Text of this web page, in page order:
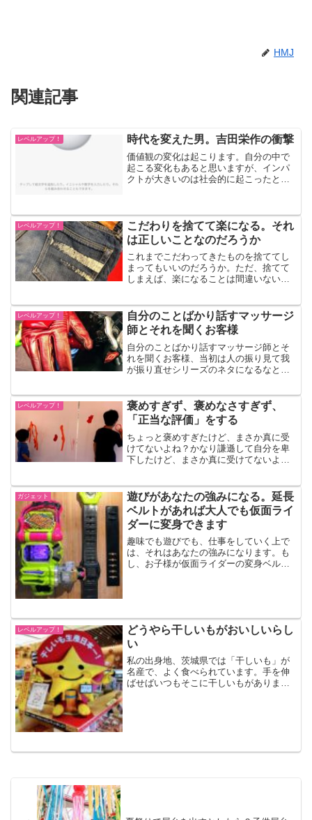
HMJ
関連記事
レベルアップ！ 時代を変えた男。吉田栄作の衝撃
価値観の変化は起こります。自分の中で
起こる変化もあると思いますが、インパ
クトが大きいのは社会的に起こったとき
タグを購入。その性質上、...
レベルアップ！
こだわりを捨てて楽になる。それ
は正しいことなのだろうか
これまでこだわってきたものを捨ててし
まってもいいのだろうか。ただ、捨てて
しまえば、楽になることは間違いない。
ジーンズへのこだわりしっかりとしたデ
ニム生地、その感触・その...
レベルアップ！
自分のことばかり話すマッサージ
師とそれを聞くお客様
自分のことばかり話すマッサージ師とそ
れを聞くお客様、当初は人の振り見て我
が振り直せシリーズのネタになるなと思
日、指圧マッサージを受けていたときの
ことです。途中から受けてい...
レベルアップ！
褒めすぎず、褒めなさすぎず、
「正当な評価」をする
ちょっと褒めすぎたけど、まさか真に受
けてないよね？かなり謙遜して自分を卑
下したけど、まさか真に受けてないよ
手いなぁ！）誤解を解く機会はもうない
かも知れない年下の若者と...
ガジェット
遊びがあなたの強みになる。延長
ベルトがあれば大人でも仮面ライ
ダーに変身できます
趣味でも遊びでも、仕事をしていく上で
は、それはあなたの強みになります。も
し、お子様が仮面ライダーの変身ベルト
レベルアップ！
どうやら干しいもがおいしいらし
い
私の出身地、茨城県では「干しいも」が
名産で、よく食べられています。手を伸
ばせばいつもそこに干しいもがありまし